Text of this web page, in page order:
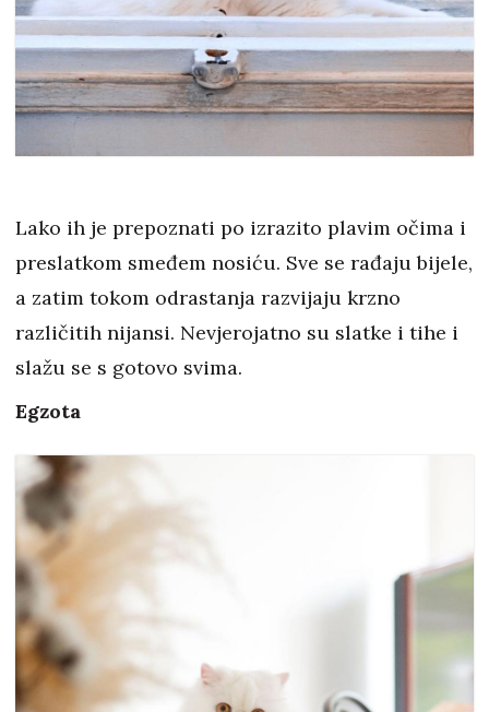
Lako ih je prepoznati po izrazito plavim očima i
preslatkom smeđem nosiću. Sve se rađaju bijele,
a zatim tokom odrastanja razvijaju krzno
različitih nijansi. Nevjerojatno su slatke i tihe i
slažu se s gotovo svima.
Egzota